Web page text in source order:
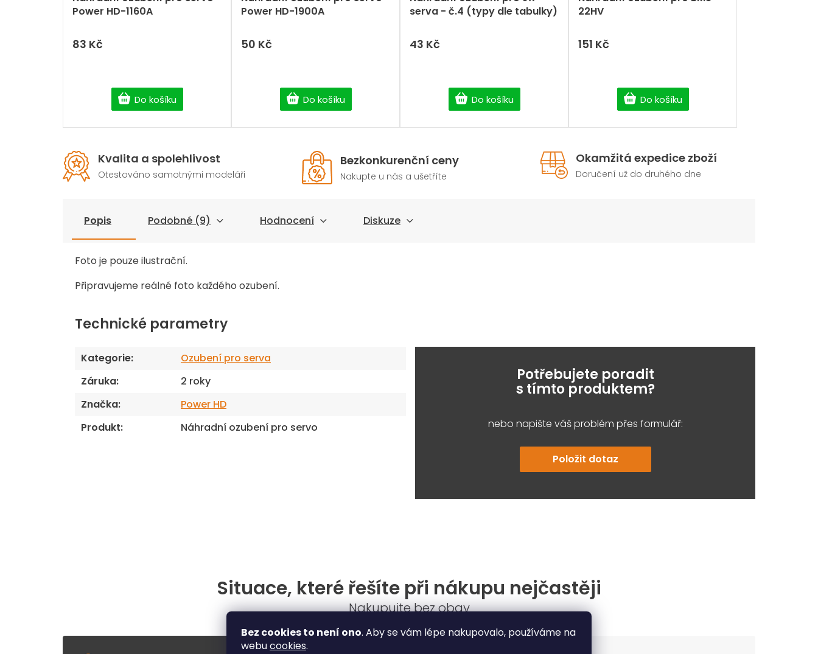
Bez cookies to není ono. Aby se vám lépe nakupovalo, používáme na
webucookies.
Power HD-1160A
83 Kč
Do košíku
Power HD-1900A
50 Kč
Do košíku
serva - č.4 (typy dle tabulky)
43 Kč
Do košíku
22HV
151 Kč
Do košíku
Kvalita a spolehlivost
Otestováno samotnými modeláři
Bezkonkurenční ceny
Nakupte u nás a ušetříte
Okamžitá expedice zboží
Doručení už do druhého dne
Popis Podobné (9) Hodnocení Diskuze
Foto je pouze ilustrační.
Připravujeme reálné foto každého ozubení.
Technické parametry
Kategorie:
Ozubení pro serva
Záruka:
2 roky
Značka:
Power HD
Produkt: Náhradní ozubení pro servo
Potřebujete poradit
s tímto produktem?
nebo napište váš problém přes formulář:
Položit dotaz
Situace, které řešíte při nákupu nejčastěji
Nakupujte bez obav